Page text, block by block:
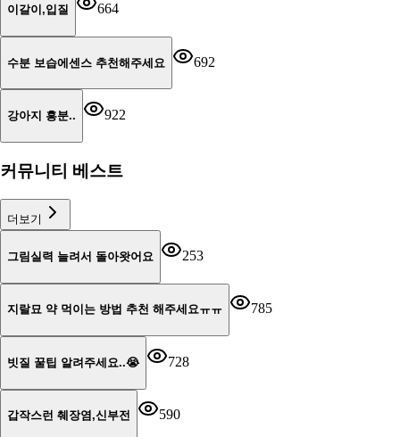
이갈이,입질 664
수분 보습에센스 추천해주세요 692
강아지 흥분.. 922
커뮤니티 베스트
더보기
그림실력 늘려서 돌아왓어요 253
지랄묘 약 먹이는 방법 추천 해주세요ㅠㅠ 785
빗질 꿀팁 알려주세요..😭 728
갑작스런 췌장염,신부전 590